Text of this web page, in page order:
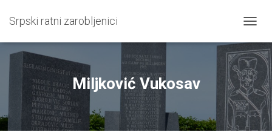
Srpski ratni zarobljenici
O
G
L
E
N
A
Miljković Vukosav